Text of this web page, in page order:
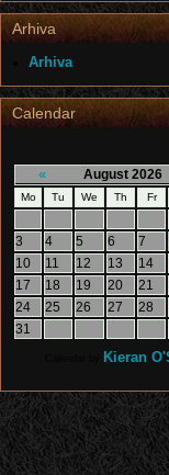
Arhiva
Arhiva
Calendar
« August 2026
Mo Tu We Th Fr
3
4 5 6 7
10
11 12 13 14
17
18 19 20 21
24
25 26 27 28
31
Kieran